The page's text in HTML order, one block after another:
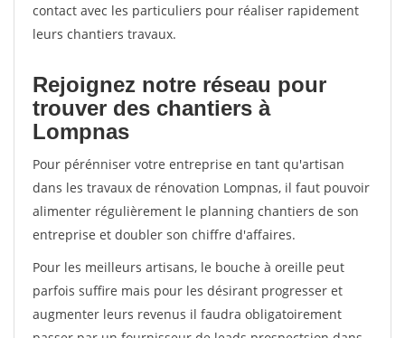
contact avec les particuliers pour réaliser rapidement
leurs chantiers travaux.
Rejoignez notre réseau pour
trouver des chantiers à
Lompnas
Pour pérénniser votre entreprise en tant qu'artisan
dans les travaux de rénovation Lompnas, il faut pouvoir
alimenter régulièrement le planning chantiers de son
entreprise et doubler son chiffre d'affaires.
Pour les meilleurs artisans, le bouche à oreille peut
parfois suffire mais pour les désirant progresser et
augmenter leurs revenus il faudra obligatoirement